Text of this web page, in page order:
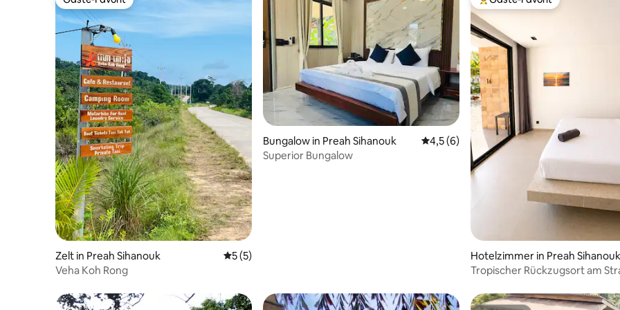
Gäste-Favorit
Zelt in Preah Sihanouk Durchschnittliche Bewertung: 5 von 5, 5 Bewertungen
5 (5)
Veha Koh Rong
Bungalow in Preah Sihanouk Durchschnittliche Bewertung: 4,5 von 5,
4,5 (6)
Superior Bungalow
Beliebter Gäste-Favorit.
Hotelzimmer in Preah Sihanouk
Tropischer Rückzugsort am